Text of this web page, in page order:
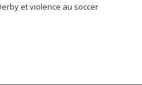
et violence au soccer